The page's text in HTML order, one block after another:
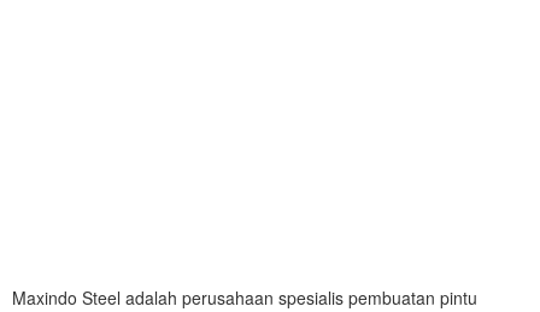
Maxindo Steel adalah perusahaan spesialis pembuatan pintu